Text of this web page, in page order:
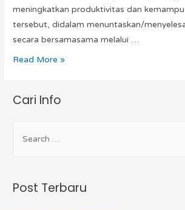
meningkatkan produktivitas dan
tersebut, didalam menuntaskan/
secara bersamasama melalui …
Read More »
Cari Info
Post Terbaru